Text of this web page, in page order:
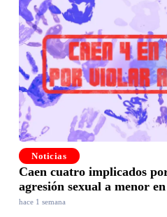
Noticias
Caen cuatro implicados
agresión sexual a menor
hace 1 semana